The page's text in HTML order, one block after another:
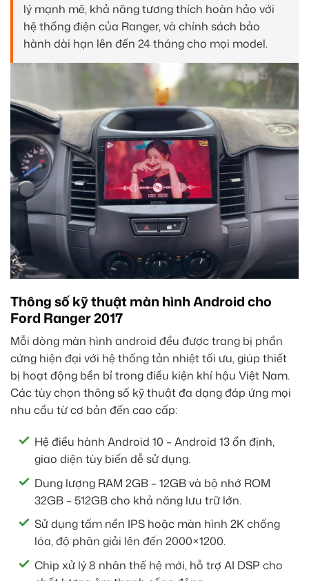
lý mạnh mẽ, khả năng tương thích hoàn hảo với
hệ thống điện của Ranger, và chính sách bảo
hành dài hạn lên đến 24 tháng cho mọi model.
Thông số kỹ thuật màn hình Android cho
Ford Ranger 2017
Mỗi dòng màn hình android đều được trang bị phần
cứng hiện đại với hệ thống tản nhiệt tối ưu, giúp thiết
bị hoạt động bền bỉ trong điều kiện khí hậu Việt Nam.
Các tùy chọn thông số kỹ thuật đa dạng đáp ứng mọi
nhu cầu từ cơ bản đến cao cấp:
Hệ điều hành Android 10 – Android 13 ổn định,
giao diện tùy biến dễ sử dụng.
Dung lượng RAM 2GB – 12GB và bộ nhớ ROM
32GB – 512GB cho khả năng lưu trữ lớn.
Sử dụng tấm nền IPS hoặc màn hình 2K chống
lóa, độ phân giải lên đến 2000×1200.
Chip xử lý 8 nhân thế hệ mới, hỗ trợ AI DSP cho